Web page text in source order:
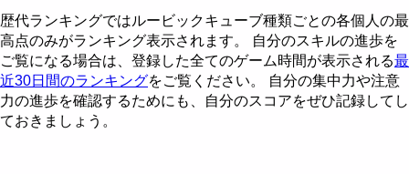
男と女の心理学と心理テスト
脳の機能と心と体の健康
Western-Eastern Astrology
歴代ランキング
最近30日間のランキング
CubePuzzle3D攻略法
歴代ランキング
最近30日間のランキング
運動制御能力を鍛える
BikeRace3D
歴代ランキング
RealBreaker3D
歴代ランキングではルービックキューブ種類ごとの各個人の最
高点のみがランキング表示されます。 自分のスキルの進歩を
ご覧になる場合は、登録した全てのゲーム時間が表示される最
近30日間のランキングをご覧ください。 自分の集中力や注意
力の進歩を確認するためにも、自分のスコアをぜひ記録してし
ておきましょう。